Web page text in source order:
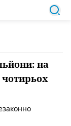
на